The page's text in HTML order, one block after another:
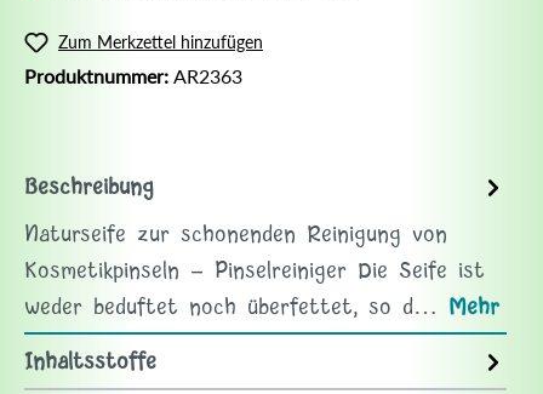
Zum Merkzettel hinzufügen
Produktnummer: AR2363
Beschreibung
Naturseife zur schonenden Reinigung von
Kosmetikpinseln - Pinselreiniger Die Seife ist
weder beduftet noch überfettet, so d… Mehr
Inhaltsstoffe